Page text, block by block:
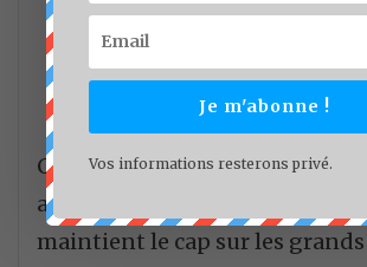
Conseil communautaire de
affiche sa résilience financière
maintient le cap sur les
Je m'abonne !
Vos informations resterons privé.